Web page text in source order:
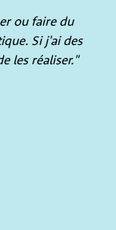
ou faire du
Si j'ai des
les réaliser."